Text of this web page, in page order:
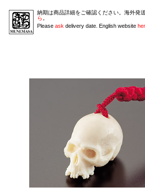
納期は商品詳細をご確認ください。海外発
ら 。
Please ask delivery date. English website